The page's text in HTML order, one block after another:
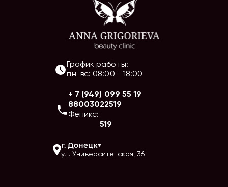
График работы:
пн-вс:08:00 - 18:00
+ 7 (949) 099 55 19
88003022519
Феникс:
519
г. Донецк
ул. Университетская, 36